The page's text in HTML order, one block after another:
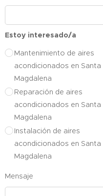
Estoy interesado/a
Mantenimiento de aires
acondicionados en Santa
Magdalena
Reparación de aires
acondicionados en Santa
Magdalena
Instalación de aires
acondicionados en Santa
Magdalena
Mensaje